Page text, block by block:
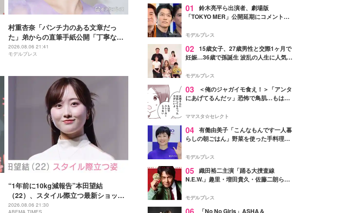
村重杏奈「パンチ力のある文章だっ
た」弟からの直筆手紙公開「丁寧な
字」「読みやすい」と反響
2026.08.06 21:41
モデルプレス
“1年前に10kg減報告”本田望結
（22）、スタイル際立つ最新ショット
に反響「痩せた？」「ミトちゃんに似
2026.08.06 21:30
ら、今作ならではの魅力や予想外
の感動をもたらす奥深いストーリ
た。
01
鈴木亮平ら出演者、劇場版
「TOKYO MER」公開延期にコメント
最大の敬意とエールを」
モデルプレス
02 15歳女子、27歳男性と交際1ヶ月で
妊娠…36歳で孫誕生 波乱の人生に人気タ
よ！」
モデルプレス
03
＜俺のジャガイモ食え！＞「アンタ
にあげてるんだッ」恐怖で鳥肌…もはや
ママスタ☆セレクト
04 有働由美子「こんなもんです一人暮
らしの朝ごはん」野菜を使った手料理公
そう」と反響
モデルプレス
05 織田裕二主演「踊る大捜査線
N.E.W.」趣里・増田貴久・佐藤二朗ら新
徴する“謎のキーワード”も
モデルプレス
「No No Girls」ASHA＆